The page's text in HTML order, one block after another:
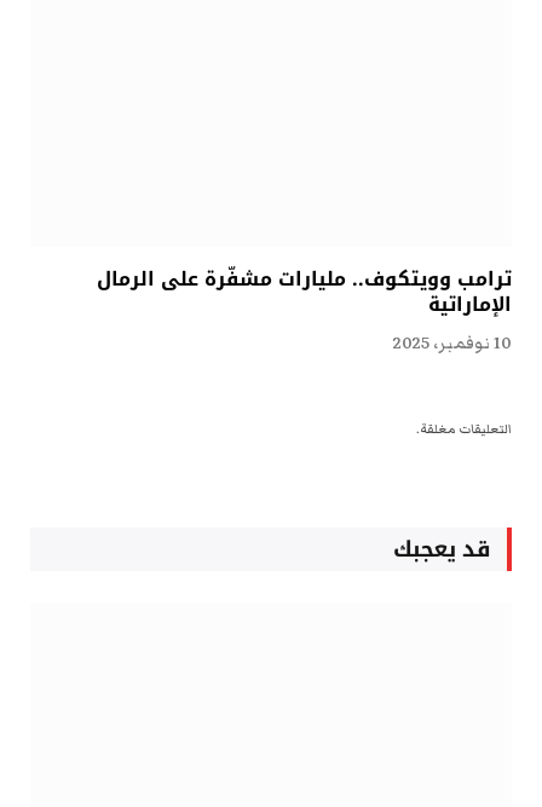
ترامب وويتكوف.. مليارات مشفّرة على الرمال
الإماراتية
10 نوفمبر، 2025
التعليقات مغلقة.
قد يعجبك